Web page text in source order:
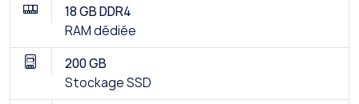
18 GB DDR4
RAM dédiée
200 GB
Stockage SSD